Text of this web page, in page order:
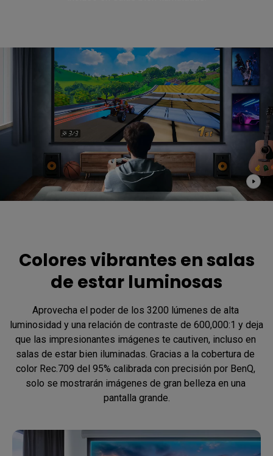
Colores vibrantes en salas
de estar luminosas
Aprovecha el poder de los 3200 lúmenes de alta
luminosidad y una relación de contraste de 600,000:1 y deja
que las impresionantes imágenes te cautiven, incluso en
salas de estar bien iluminadas. Gracias a la cobertura de
color Rec.709 del 95% calibrada con precisión por BenQ,
solo se mostrarán imágenes de gran belleza en una
pantalla grande.